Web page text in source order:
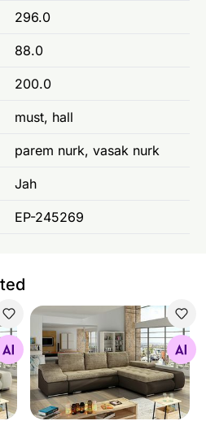
296.0
88.0
200.0
must, hall
parem nurk, vasak nurk
Jah
EP-245269
Pesukastiga
Otsi sarnaseid